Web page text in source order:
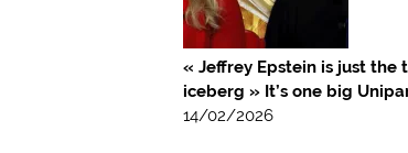
« Jeffrey Epstein is just the
iceberg » It’s one big
14/02/2026